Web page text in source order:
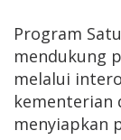
Program
mendukung
melalui
kementerian
menyiapkan